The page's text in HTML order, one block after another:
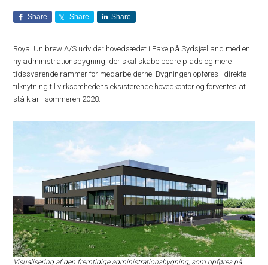
Share Share Share
Royal Unibrew A/S udvider hovedsædet i Faxe på Sydsjælland med en
ny administrationsbygning, der skal skabe bedre plads og mere
tidssvarende rammer for medarbejderne. Bygningen opføres i direkte
tilknytning til virksomhedens eksisterende hovedkontor og forventes at
stå klar i sommeren 2028.
Visualisering af den fremtidige administrationsbygning, som opføres på